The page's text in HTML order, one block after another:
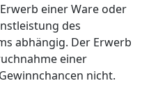
einer Ware oder
des
abhängig. Der Erwerb
einer
nicht.